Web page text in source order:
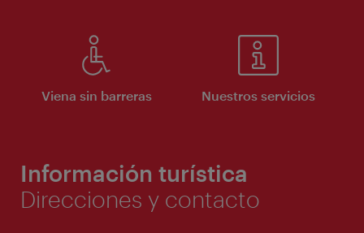
Viena sin barreras Nuestros servicios
Información turística
Direcciones y contacto